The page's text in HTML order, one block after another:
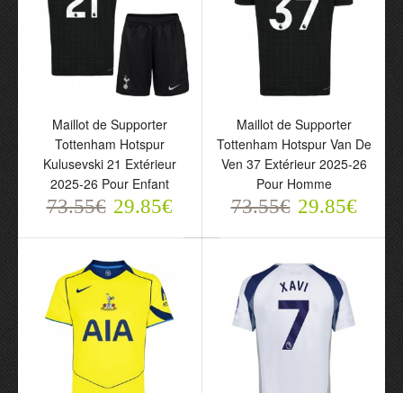
Maillot de Supporter
Tottenham Hotspur
Kulusevski 21 Extérieur
2025-26 Pour Enfant
73.55€ 29.85€
Maillot de Supporter
Tottenham Hotspur Van De
Ven 37 Extérieur 2025-26
Pour Homme
73.55€ 29.85€